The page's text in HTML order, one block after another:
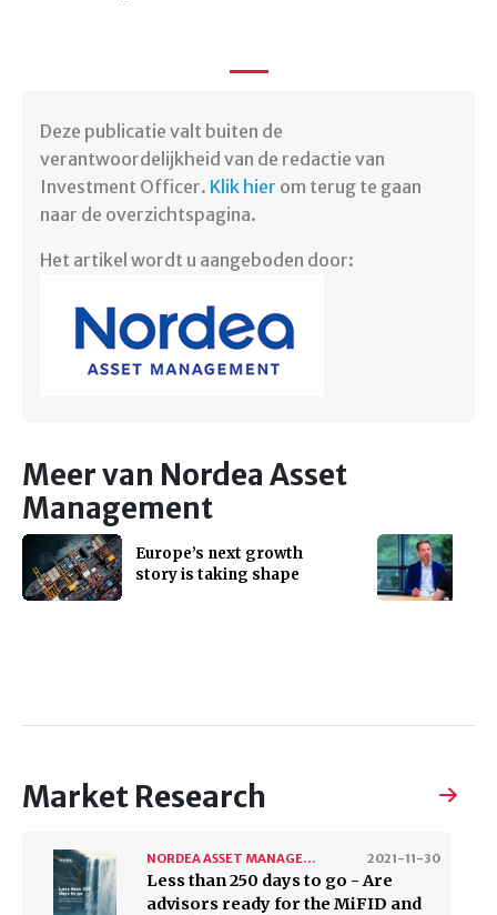
Deze publicatie valt buiten de
verantwoordelijkheid van de redactie van
Investment Officer. Klik hier om terug te gaan
naar de overzichtspagina.
Het artikel wordt u aangeboden door:
Meer van Nordea Asset
Management
Europe’s next growth
story is taking shape
Market Research
2021-11-30
NORDEA ASSET MANAGEMENT
Less than 250 days to go - Are
advisors ready for the MiFID and